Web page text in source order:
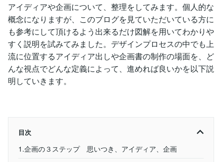
アイディアや企画について、整理をしてみます。個人的な
概念になりますが、このブログを見ていただいている方に
も参考にして頂けるよう出来るだけ図解を用いてわかりや
すく説明を試みてみました。デザインプロセスの中でも上
流に位置するアイディア出しや企画書の制作の場面を、ど
んな視点でどんな定義によって、進めれば良いかを以下説
明していきます。
目次
1.企画の３ステップ 思いつき、アイディア、企画